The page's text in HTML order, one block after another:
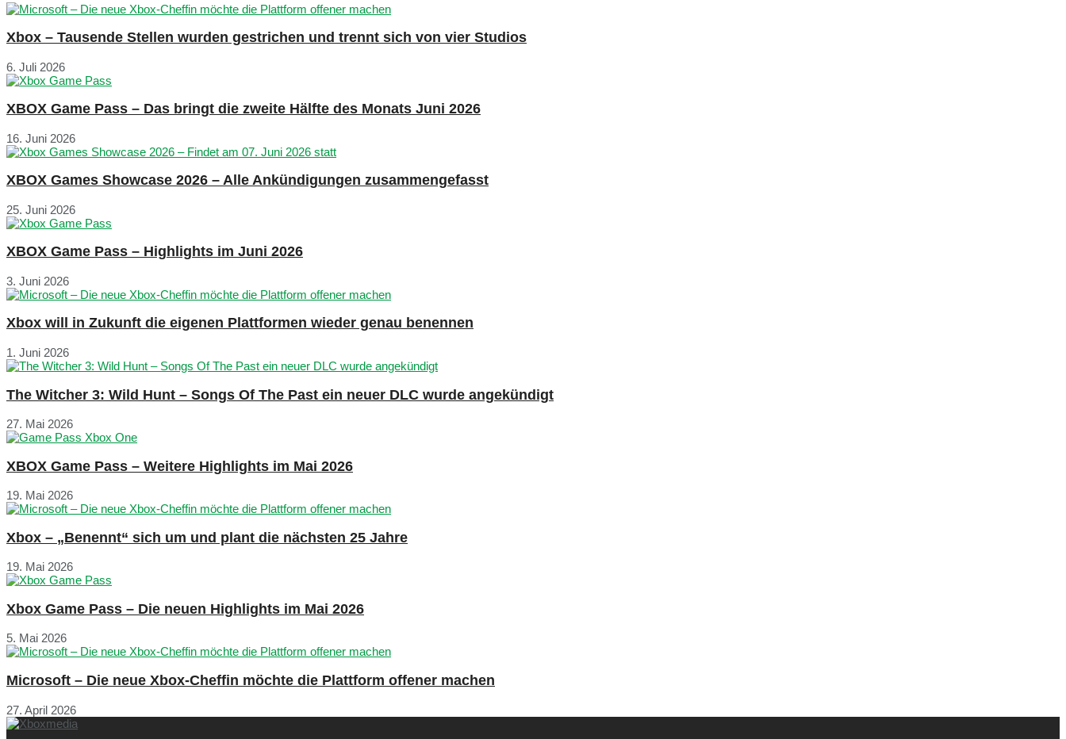
Xbox – Tausende Stellen wurden gestrichen und trennt sich von vier Studios
6. Juli 2026
XBOX Game Pass – Das bringt die zweite Hälfte des Monats Juni 2026
16. Juni 2026
XBOX Games Showcase 2026 – Alle Ankündigungen zusammengefasst
25. Juni 2026
XBOX Game Pass – Highlights im Juni 2026
3. Juni 2026
Xbox will in Zukunft die eigenen Plattformen wieder genau benennen
1. Juni 2026
The Witcher 3: Wild Hunt – Songs Of The Past ein neuer DLC wurde angekündigt
27. Mai 2026
XBOX Game Pass – Weitere Highlights im Mai 2026
19. Mai 2026
Xbox – „Benennt“ sich um und plant die nächsten 25 Jahre
19. Mai 2026
Xbox Game Pass – Die neuen Highlights im Mai 2026
5. Mai 2026
Microsoft – Die neue Xbox-Cheffin möchte die Plattform offener machen
27. April 2026